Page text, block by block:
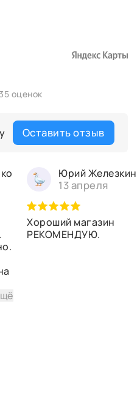
оценок
Оставить отзыв
Юрий Железкин
13 апреля
Хороший магазин
РЕКОМЕНДУЮ.